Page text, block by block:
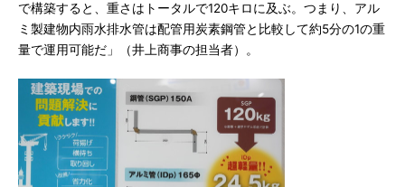
で構築すると、重さはトータルで120キロに及ぶ。つまり、アル
ミ製建物内雨水排水管は配管用炭素鋼管と比較して約5分の1の重
量で運用可能だ」（井上商事の担当者）。